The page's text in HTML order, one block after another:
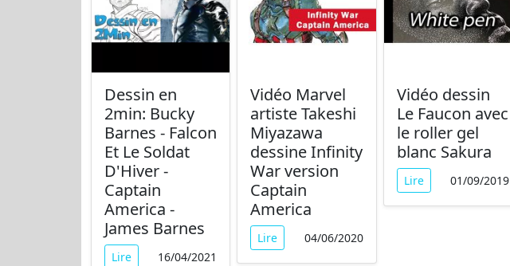
Dessin en
2min: Bucky
Barnes - Falcon
Et Le Soldat
D'Hiver -
Captain
America -
James Barnes
Lire 16/04/2021
Vidéo Marvel
artiste Takeshi
Miyazawa
dessine Infinity
War version
Captain
America
Lire 04/06/2020
Vidéo dessin
Le Faucon avec
le roller gel
blanc Sakura
Lire 01/09/2019